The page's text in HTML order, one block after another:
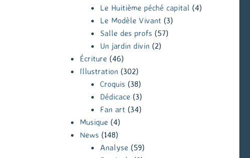
Le Huitième péché capital (4)
Le Modèle Vivant (3)
Salle des profs (57)
Un jardin divin (2)
Écriture (46)
Illustration (302)
Croquis (38)
Dédicace (3)
Fan art (34)
Musique (4)
News (148)
Analyse (59)